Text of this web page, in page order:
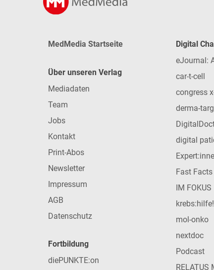
MedMedia Startseite
Über unseren Verlag
Mediadaten
Team
Jobs
Kontakt
Print-Abos
Newsletter
Impressum
AGB
Datenschutz
Fortbildung
diePUNKTE:on
Digital
eJournal:
car-t-cell
congress
derma-
digital
Fast
IM FOKUS
krebs:hilfe!
mol-onko
nextdoc
Podcast
RELATUS